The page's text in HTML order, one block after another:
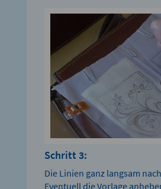
Schritt 3:
Die Linien ganz langsam
Eventuell die Vorlage